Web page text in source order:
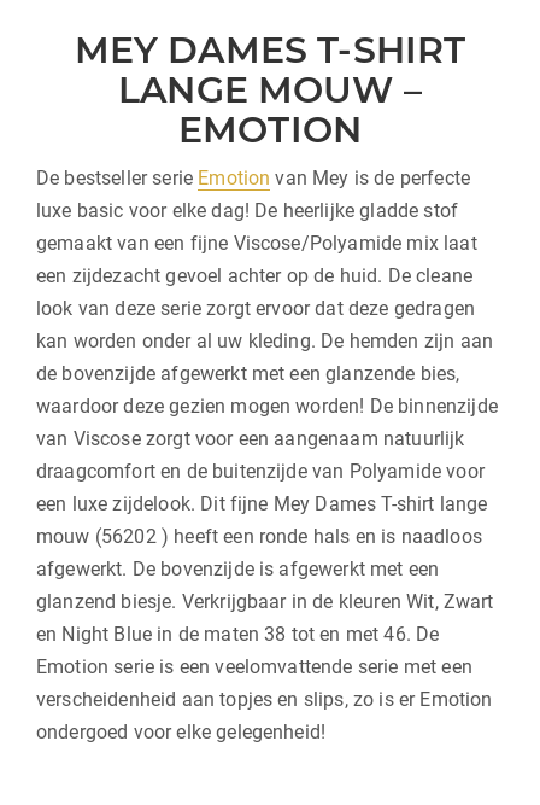
MEY DAMES T-SHIRT
LANGE MOUW –
EMOTION
De bestseller serie Emotion van Mey is de perfecte
luxe basic voor elke dag! De heerlijke gladde stof
gemaakt van een fijne Viscose/Polyamide mix laat
een zijdezacht gevoel achter op de huid. De cleane
look van deze serie zorgt ervoor dat deze gedragen
kan worden onder al uw kleding. De hemden zijn aan
de bovenzijde afgewerkt met een glanzende bies,
waardoor deze gezien mogen worden! De binnenzijde
van Viscose zorgt voor een aangenaam natuurlijk
draagcomfort en de buitenzijde van Polyamide voor
een luxe zijdelook. Dit fijne Mey Dames T-shirt lange
mouw (56202 ) heeft een ronde hals en is naadloos
afgewerkt. De bovenzijde is afgewerkt met een
glanzend biesje. Verkrijgbaar in de kleuren Wit, Zwart
en Night Blue in de maten 38 tot en met 46. De
Emotion serie is een veelomvattende serie met een
verscheidenheid aan topjes en slips, zo is er Emotion
ondergoed voor elke gelegenheid!